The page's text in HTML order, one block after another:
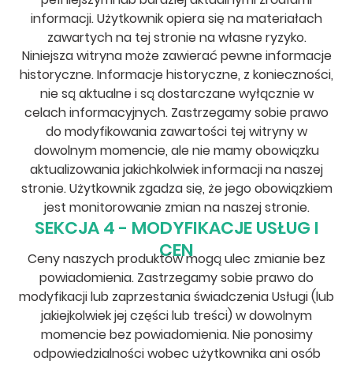
informacji. Użytkownik opiera się na materiałach
zawartych na tej stronie na własne ryzyko.
Niniejsza witryna może zawierać pewne informacje
historyczne. Informacje historyczne, z konieczności,
nie są aktualne i są dostarczane wyłącznie w
celach informacyjnych. Zastrzegamy sobie prawo
do modyfikowania zawartości tej witryny w
dowolnym momencie, ale nie mamy obowiązku
aktualizowania jakichkolwiek informacji na naszej
stronie. Użytkownik zgadza się, że jego obowiązkiem
jest monitorowanie zmian na naszej stronie.
SEKCJA 4 - MODYFIKACJE USŁUG I
CEN
Ceny naszych produktów mogą ulec zmianie bez
powiadomienia. Zastrzegamy sobie prawo do
modyfikacji lub zaprzestania świadczenia Usługi (lub
jakiejkolwiek jej części lub treści) w dowolnym
momencie bez powiadomienia. Nie ponosimy
odpowiedzialności wobec użytkownika ani osób